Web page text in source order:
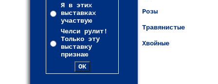
Я в этих
выставках
участвую
Челси рулит!
Только эту
выставку
признаю
Розы
Травянистые
Хвойные